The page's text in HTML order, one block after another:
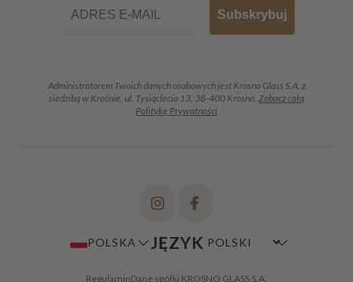
Subskrybuj
Administratorem Twoich danych osobowych jest Krosno Glass S.A. z
siedzibą w Krośnie, ul. Tysiąclecia 13, 38-400 Krosno. Zobacz całą
Politykę Prywatności
POLSKA JĘZYK
RegulaminDane spółki KROSNO GLASS S.A.